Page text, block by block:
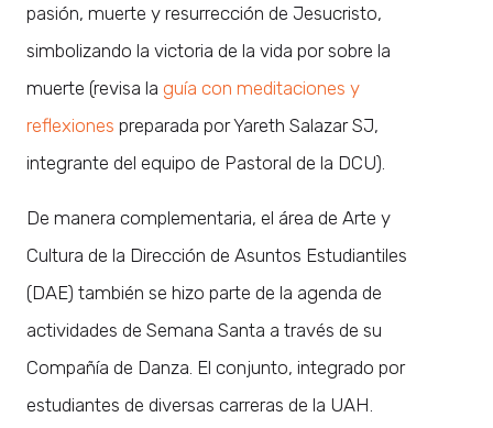
pasión, muerte y resurrección de Jesucristo,
simbolizando la victoria de la vida por sobre la
muerte (revisa la guía con meditaciones y
reflexiones preparada por Yareth Salazar SJ,
integrante del equipo de Pastoral de la DCU).
De manera complementaria, el área de Arte y
Cultura de la Dirección de Asuntos Estudiantiles
(DAE) también se hizo parte de la agenda de
actividades de Semana Santa a través de su
Compañía de Danza. El conjunto, integrado por
estudiantes de diversas carreras de la UAH.